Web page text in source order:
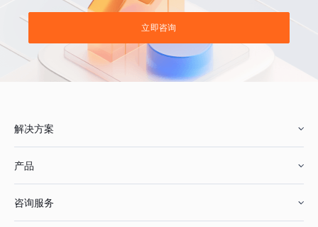
立即咨询
解决方案
产品
咨询服务